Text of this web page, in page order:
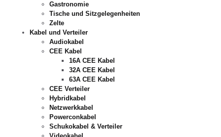
Gastronomie
Tische und Sitzgelegenheiten
Zelte
Kabel und Verteiler
Audiokabel
CEE Kabel
16A CEE Kabel
32A CEE Kabel
63A CEE Kabel
CEE Verteiler
Hybridkabel
Netzwerkkabel
Powerconkabel
Schukokabel & Verteiler